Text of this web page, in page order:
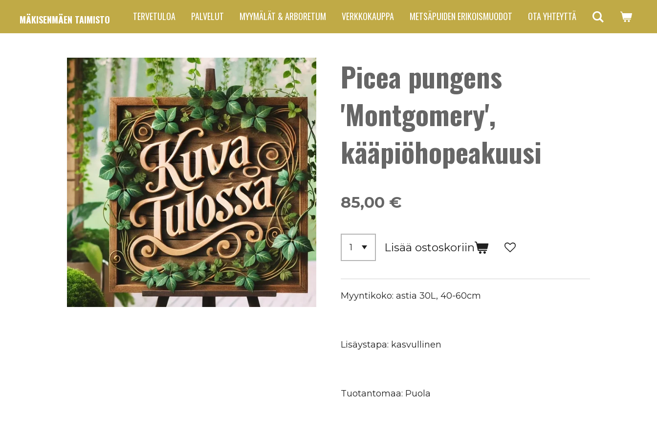
MÄKISENMÄEN TAIMISTO TERVETULOA PALVELUT MYYMÄLÄT & ARBORETUM VERKKOKAUPPA METSÄPUIDEN ERIKOISMUODOT OTA YHTEYTTÄ
Picea pungens
'Montgomery',
kääpiöhopeakuusi
85,00 €
Lisää ostoskoriin
Myyntikoko: astia 30L, 40-60cm
Lisäystapa: kasvullinen
Tuotantomaa: Puola